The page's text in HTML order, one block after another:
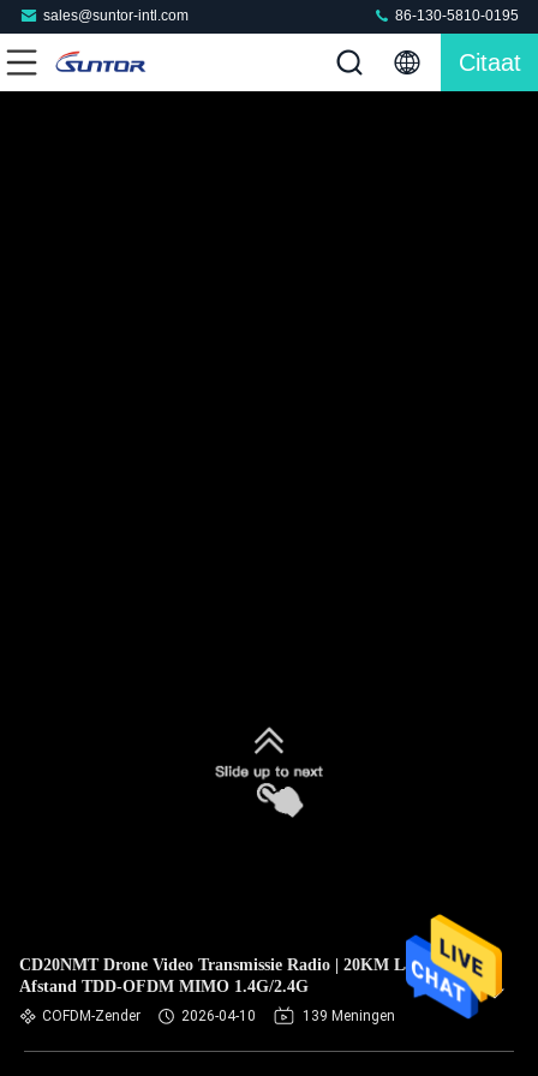
sales@suntor-intl.com 86-130-5810-0195
Citaat
CD20NMT Drone Video Transmissie Radio | 20KM Lange
Afstand TDD-OFDM MIMO 1.4G/2.4G
COFDM-Zender 2026-04-10 139 Meningen